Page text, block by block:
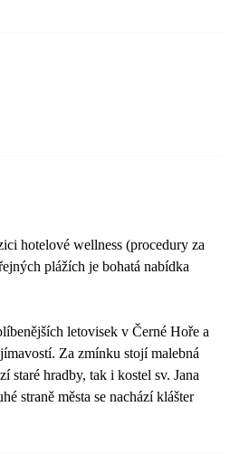
hotelové wellness (procedury za
plážích je bohatá nabídka
letovisek v Černé Hoře a
Za zmínku stojí malebná
staré hradby, tak i kostel sv. Jana
straně města se nachází klášter